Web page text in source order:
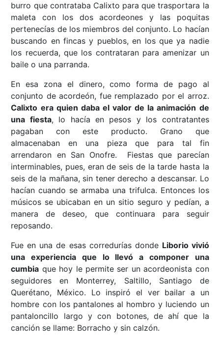
burro que contrataba Calixto para que trasportara la
maleta con los dos acordeones y las poquitas
pertenecías de los miembros del conjunto. Lo hacían
buscando en fincas y pueblos, en los que ya nadie
los recuerda, que los contrataran para amenizar un
baile o una parranda.
En esa zona el dinero, como forma de pago al
conjunto de acordeón, fue remplazado por el arroz.
Calixto era quien daba el valor de la animación de
una fiesta, lo hacía en pesos y los contratantes
pagaban con este producto. Grano que
almacenaban en una pieza que para tal fin
arrendaron en San Onofre. Fiestas que parecían
interminables, pues, eran de seis de la tarde hasta la
seis de la mañana, sin tener derecho a descansar. Lo
hacían cuando se armaba una trifulca. Entonces los
músicos se ubicaban en un sitio seguro y pedían, a
manera de deseo, que continuara para seguir
reposando.
Fue en una de esas corredurías donde Liborio vivió
una experiencia que lo llevó a componer una
cumbia que hoy le permite ser un acordeonista con
seguidores en Monterrey, Saltillo, Santiago de
Querétano, México. Lo inspiró el ver bailar a un
hombre con los pantalones al hombro y luciendo un
pantaloncillo largo y con botones, de ahí que la
canción se llame: Borracho y sin calzón.